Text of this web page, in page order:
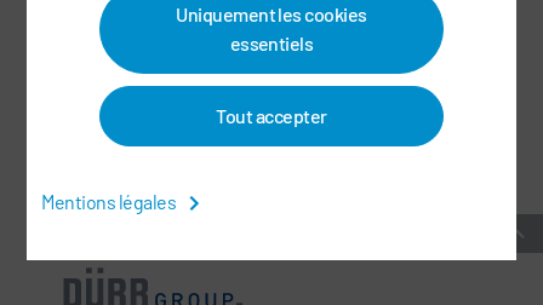
Uniquement les cookies
essentiels
Tout accepter
Mentions légales
BULLETIN D'INFORMATION
CONTACT / SITES